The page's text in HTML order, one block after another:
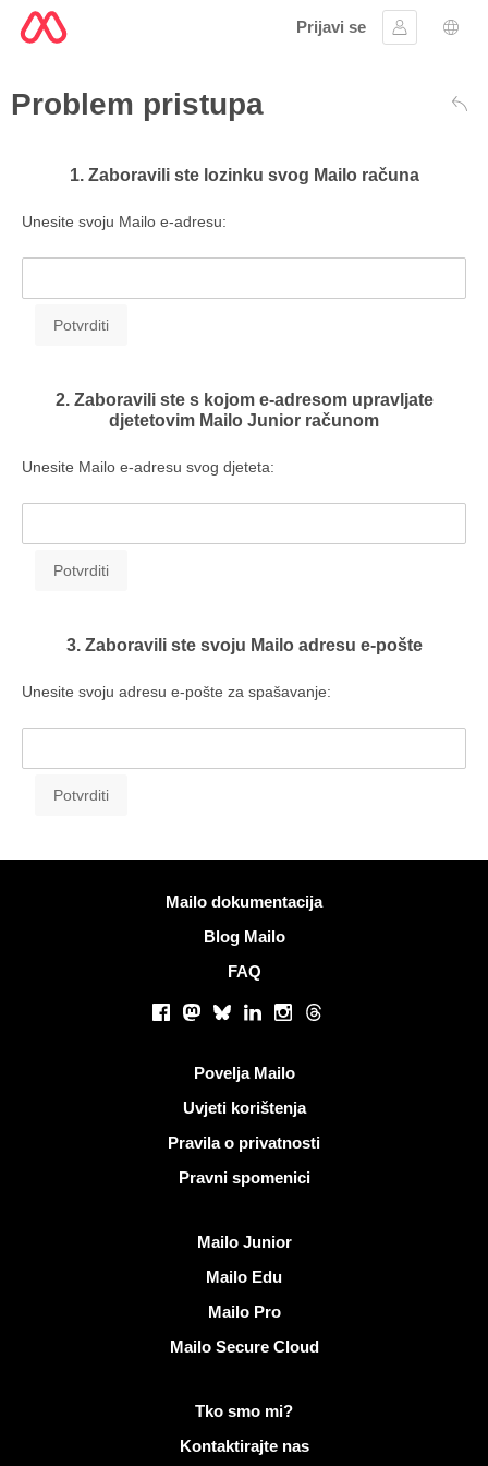
Prijavi se
Prijaviti se
Problem pristupa
1. Zaboravili ste lozinku svog Mailo računa
Unesite svoju Mailo e-adresu:
2. Zaboravili ste s kojom e-adresom upravljate
djetetovim Mailo Junior računom
Unesite Mailo e-adresu svog djeteta:
3. Zaboravili ste svoju Mailo adresu e-pošte
Unesite svoju adresu e-pošte za spašavanje:
Mailo dokumentacija
Blog Mailo
FAQ
Društvene mreže
Facebook
Mastodon
BlueskyLinkedInInstagram
Threads
Povelja Mailo
Uvjeti korištenja
Pravila o privatnosti
Pravni spomenici
Mailo Junior
Mailo Edu
Mailo Pro
Mailo Secure Cloud
Više informacija na MailoTko smo mi?
Kontaktirajte nas